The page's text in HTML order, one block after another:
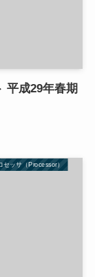
成29年春期
セッサ（Processor）